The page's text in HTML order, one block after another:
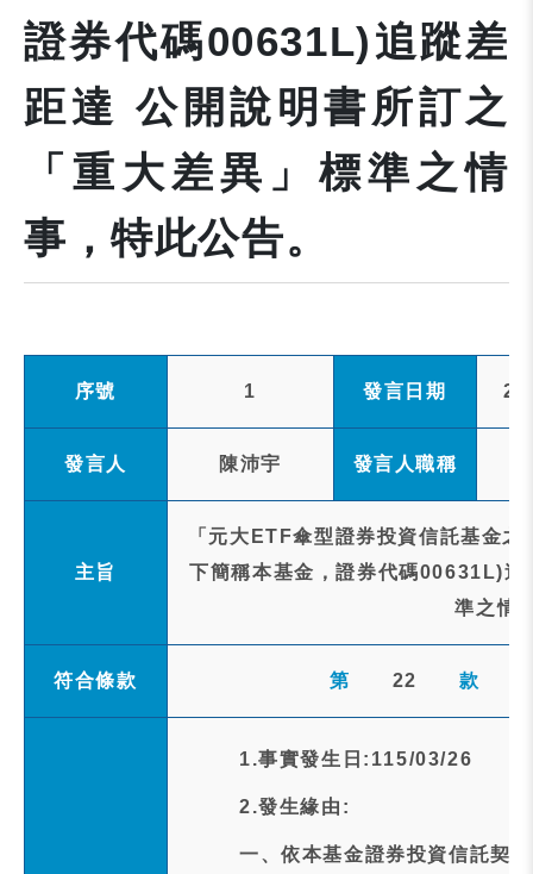
證券代碼00631L)追蹤差
距達 公開說明書所訂之
「重大差異」標準之情
事，特此公告。
序號 1 發言日期
發言人 陳沛宇 發言人職稱
主旨
「元大ETF傘型證券投資信託基金
下簡稱本基金，證券代碼00631L)追
準之情
符合條款 第 22 款
1.事實發生日:115/03/26
2.發生緣由:
一、依本基金證券投資信託契